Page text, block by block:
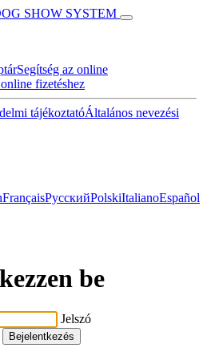
SHOW SYSTEM
Segítség az online
fizetéshez
tájékoztatóÁltalános nevezési
FrançaisPусскийPolskiItalianoEspañol
be
Jelszó